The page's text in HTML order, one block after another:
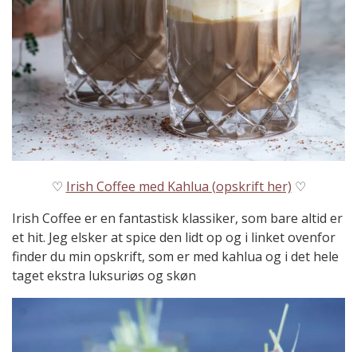
♡ Irish Coffee med Kahlua (opskrift her) ♡
Irish Coffee er en fantastisk klassiker, som bare altid er
et hit. Jeg elsker at spice den lidt op og i linket ovenfor
finder du min opskrift, som er med kahlua og i det hele
taget ekstra luksuriøs og skøn